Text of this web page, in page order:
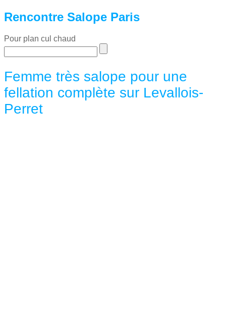
Rencontre Salope Paris
Pour plan cul chaud
Femme très salope pour une
fellation complète sur Levallois-
Perret